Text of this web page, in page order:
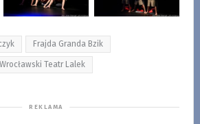
Frajda Granda Bzik
Wrocławski Teatr Lalek